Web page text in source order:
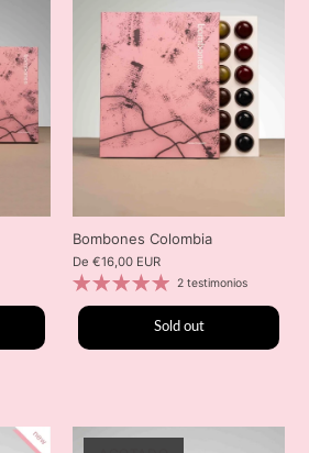
Bombones Colombia
De €16,00 EUR
2 testimonios
Sold out